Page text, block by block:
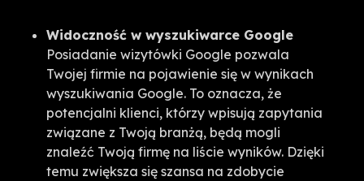
Widoczność w wyszukiwarce Google
Posiadanie wizytówki Google pozwala
Twojej firmie na pojawienie się w wynikach
wyszukiwania Google. To oznacza, że
potencjalni klienci, którzy wpisują zapytania
związane z Twoją branżą, będą mogli
znaleźć Twoją firmę na liście wyników. Dzięki
temu zwiększa się szansa na zdobycie